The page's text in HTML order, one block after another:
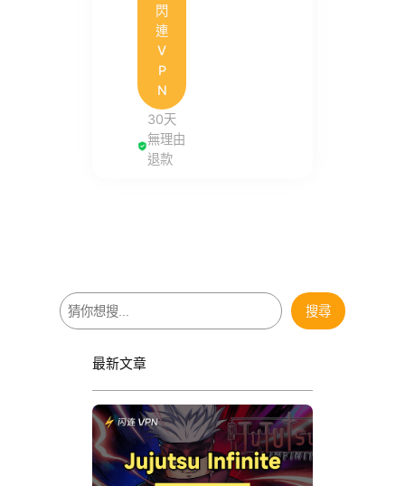
閃
連
V
P
N
30天
無理由
退款
搜
尋
搜尋
最新文章